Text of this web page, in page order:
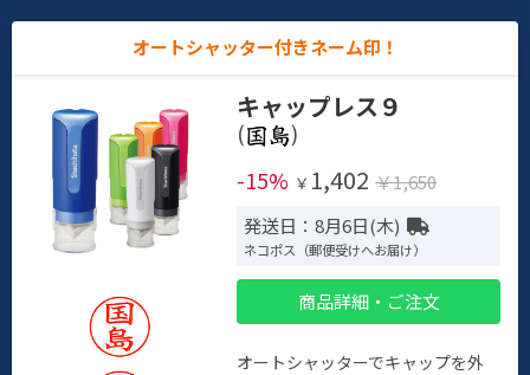
オートシャッター付きネーム印！
キャップレス９
(
)
-15% ￥ 1,402 ￥1,650
発送日：8月6日(木)
ネコポス（郵便受けへお届け）
商品詳細・ご注文
オートシャッターでキャップを外